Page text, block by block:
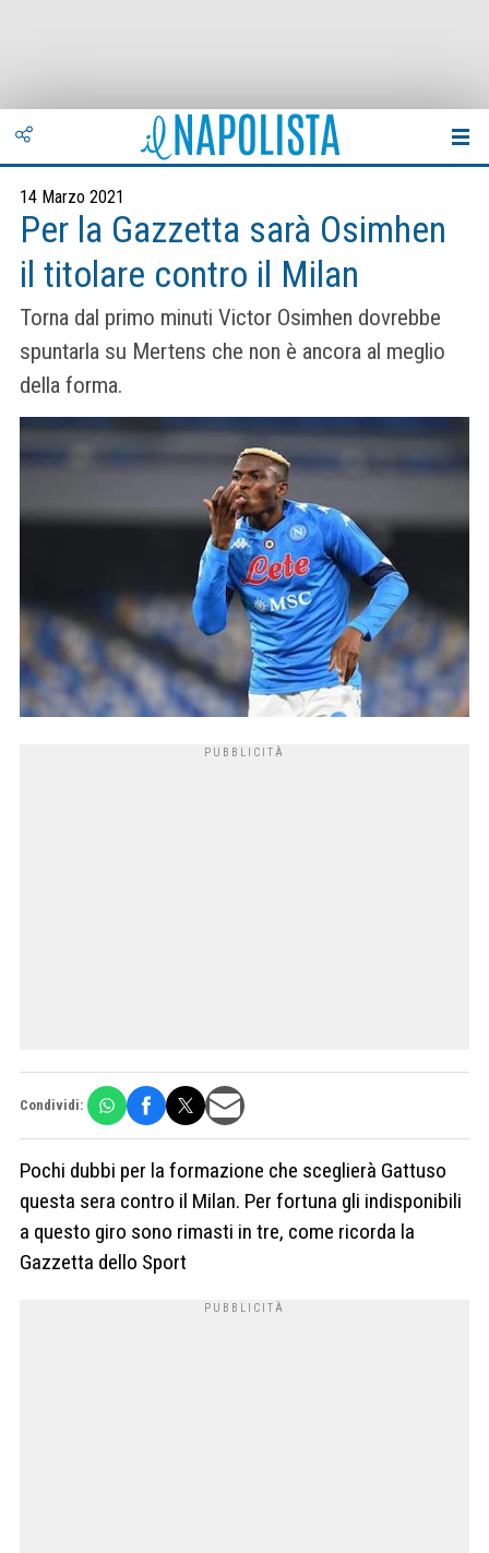
14 Marzo 2021
Per la Gazzetta sarà Osimhen
il titolare contro il Milan
Torna dal primo minuti Victor Osimhen dovrebbe
spuntarla su Mertens che non è ancora al meglio
della forma.
Condividi:
Pochi dubbi per la formazione che sceglierà Gattuso
questa sera contro il Milan. Per fortuna gli indisponibili
a questo giro sono rimasti in tre, come ricorda la
Gazzetta dello Sport